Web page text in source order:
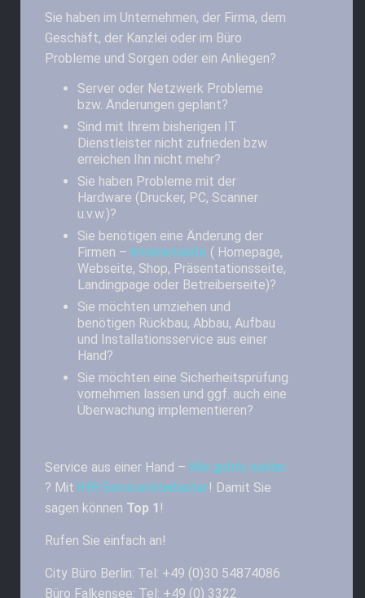
Sie haben im Unternehmen, der Firma, dem
Geschäft, der Kanzlei oder im Büro
Probleme und Sorgen oder ein Anliegen?
Server oder Netzwerk Probleme
bzw. Änderungen geplant?
Sind mit Ihrem bisherigen IT
Dienstleister nicht zufrieden bzw.
erreichen Ihn nicht mehr?
Sie haben Probleme mit der
Hardware (Drucker, PC, Scanner
u.v.w.)?
Sie benötigen eine Änderung der
Firmen – Internetseite ( Homepage,
Webseite, Shop, Präsentationsseite,
Landingpage oder Betreiberseite)?
Sie möchten umziehen und
benötigen Rückbau, Abbau, Aufbau
und Installationsservice aus einer
Hand?
Sie möchten eine Sicherheitsprüfung
vornehmen lassen und ggf. auch eine
Überwachung implementieren?
Service aus einer Hand – Wie gehts weiter
? Mit IHR Servicemitarbeiter! Damit Sie
sagen können Top 1 !
Rufen Sie einfach an!
City Büro Berlin: Tel: +49 (0)30 54874086
Büro Falkensee: Tel: +49 (0) 3322